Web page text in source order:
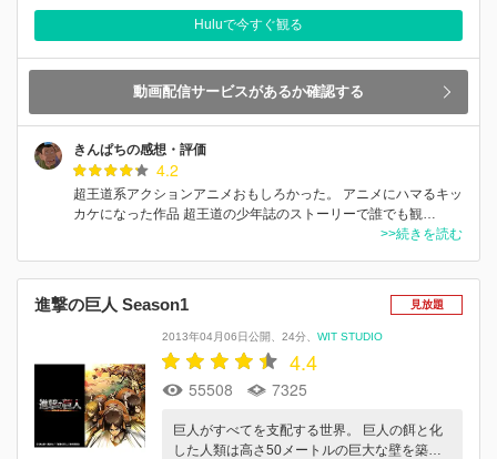
Huluで今すぐ観る
動画配信サービスがあるか確認する
きんぱちの感想・評価
4.2
超王道系アクションアニメおもしろかった。 アニメにハマるキッ
カケになった作品 超王道の少年誌のストーリーで誰でも観…
>>続きを読む
進撃の巨人 Season1 見放題
2013年04月06日公開 24分 WIT STUDIO
4.4
55508 7325
巨人がすべてを支配する世界。 巨人の餌と化
した人類は高さ50メートルの巨大な壁を築…